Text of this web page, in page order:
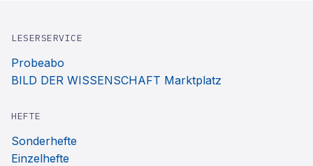
LESERSERVICE
Probeabo
BILD DER WISSENSCHAFT Marktplatz
HEFTE
Sonderhefte
Einzelhefte